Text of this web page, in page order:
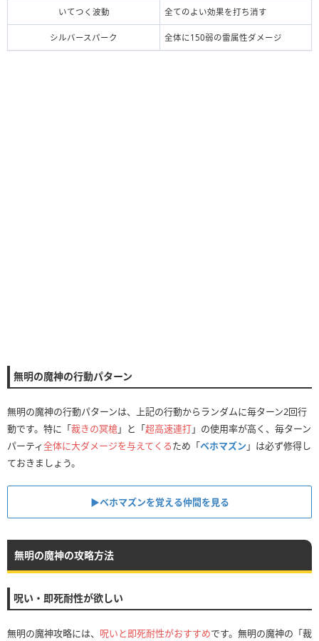
いてつく波動 全てのよい効果を打ち消す
シルバースパーク 全体に150弱の雷属性ダメージ
無明の魔神の行動パターン
無明の魔神の行動パターンは、上記の行動からランダムに毎ターン2回行
動です。特に「裁きの冥槍」と「超高速連打」の使用率が高く、毎ターン
パーティ全体に大ダメージを与えてくるため「ベホマズン 」は必ず修得し
ておきましょう。
▶ベホマズンを覚える仲間を見る
無明の魔神の攻略方法
呪い・即死耐性が欲しい
無明の魔神攻略には、 呪いと即死耐性がおすすめです。無明の魔神の「裁